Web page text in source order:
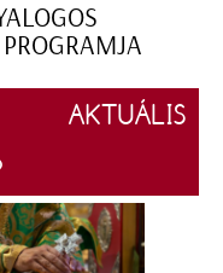
AKTUÁLIS